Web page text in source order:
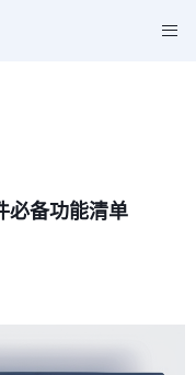
必备功能清单